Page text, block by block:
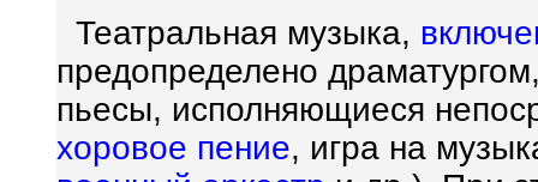
Театральная музыка,
предопределено
пьесы, исполняющиеся
хоровое пение, игра на